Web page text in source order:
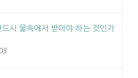
드시 물속에서 받아야 하는 것인가